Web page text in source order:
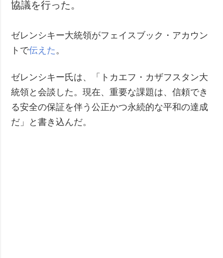
協議を行った。
ゼレンシキー大統領がフェイスブック・アカウン
トで伝えた。
ゼレンシキー氏は、「トカエフ・カザフスタン大
統領と会談した。現在、重要な課題は、信頼でき
る安全の保証を伴う公正かつ永続的な平和の達成
だ」と書き込んだ。